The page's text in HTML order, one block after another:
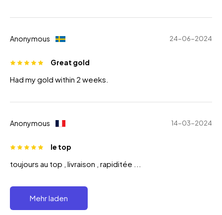
Anonymous 24-06-2024
Great gold
Had my gold within 2 weeks.
Anonymous 14-03-2024
le top
toujours au top , livraison , rapiditée ...
Mehr laden